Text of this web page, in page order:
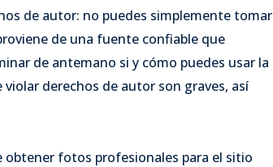
de autor: no puedes simplemente tomar
de una fuente confiable que
de antemano si y cómo puedes usar la
derechos de autor son graves, así
fotos profesionales para el sitio